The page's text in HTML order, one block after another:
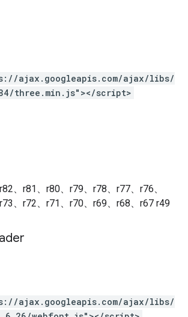
ajax.googleapis.com/ajax/libs/
three.min.js"></script>
、r81、r80、r79、r78、r77、r76、
、r72、r71、r70、r69、r68、r67 r49
ajax.googleapis.com/ajax/libs/